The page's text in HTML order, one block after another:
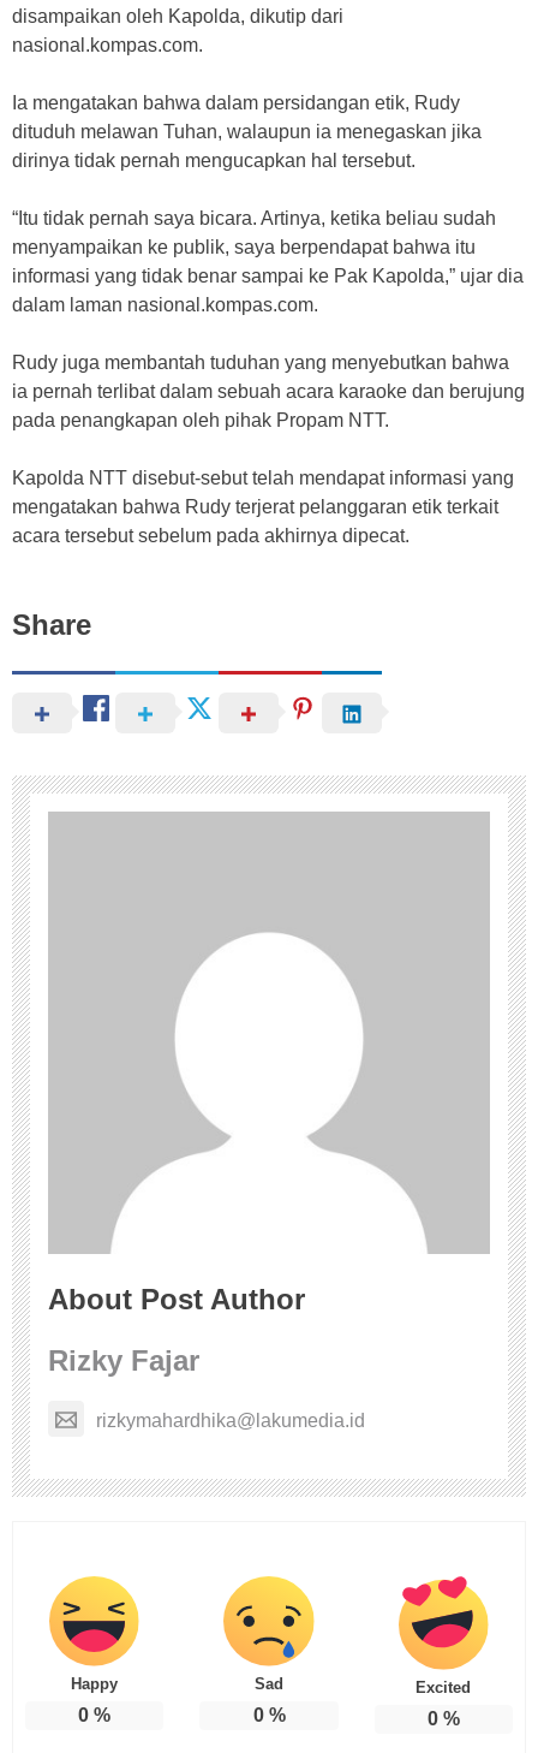
disampaikan oleh Kapolda, dikutip dari
nasional.kompas.com.
Ia mengatakan bahwa dalam persidangan etik, Rudy
dituduh melawan Tuhan, walaupun ia menegaskan jika
dirinya tidak pernah mengucapkan hal tersebut.
“Itu tidak pernah saya bicara. Artinya, ketika beliau sudah
menyampaikan ke publik, saya berpendapat bahwa itu
informasi yang tidak benar sampai ke Pak Kapolda,” ujar dia
dalam laman nasional.kompas.com.
Rudy juga membantah tuduhan yang menyebutkan bahwa
ia pernah terlibat dalam sebuah acara karaoke dan berujung
pada penangkapan oleh pihak Propam NTT.
Kapolda NTT disebut-sebut telah mendapat informasi yang
mengatakan bahwa Rudy terjerat pelanggaran etik terkait
acara tersebut sebelum pada akhirnya dipecat.
Share
About Post Author
Rizky Fajar
rizkymahardhika@lakumedia.id
Happy
0 %
Sad
0%
Excited
0%